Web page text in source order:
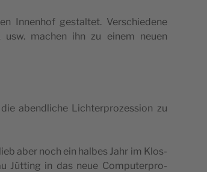
Innen­hof gestal­tet. Ver­schie­de­ne
usw. machen ihn zu einem neu­en
abend­li­che Lich­ter­pro­zes­si­on zu
aber noch ein hal­bes Jahr im Klos­
Jüt­ting in das neue Com­pu­ter­pro­